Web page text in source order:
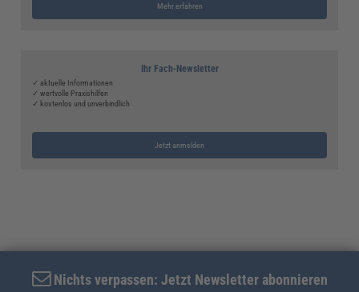
Mehr erfahren
Ihr Fach-Newsletter
✓ aktuelle Informationen
✓ wertvolle Praxishilfen
✓ kostenlos und unverbindlich
Jetzt anmelden
Nichts verpassen: Jetzt Newsletter abonnieren